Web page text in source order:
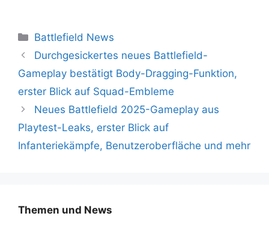
Kategorien
Battlefield News
Durchgesickertes neues Battlefield-
Gameplay bestätigt Body-Dragging-Funktion,
erster Blick auf Squad-Embleme
Neues Battlefield 2025-Gameplay aus
Playtest-Leaks, erster Blick auf
Infanteriekämpfe, Benutzeroberfläche und mehr
Themen und News